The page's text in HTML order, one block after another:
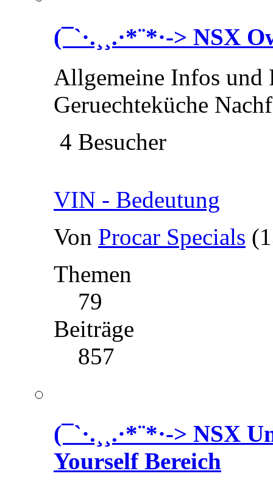
(¯`·.¸¸.·*¨*·-> NSX
Allgemeine Infos und
Geruechteküche
4 Besucher
VIN - Bedeutung
Von Procar Specials
Themen
79
Beiträge
857
(¯`·.¸¸.·*¨*·-> NSX
Yourself Bereich